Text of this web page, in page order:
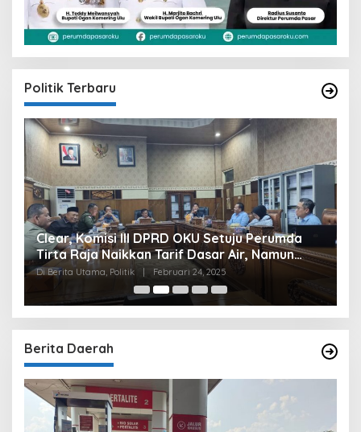
Politik Terbaru
Clear, Komisi III DPRD OKU Setuju Perumda
Tirta Raja Naikkan Tarif Dasar Air, Namun
Bersyarat
Di Berita Utama, Politik | Februari 24, 2025
Berita Daerah